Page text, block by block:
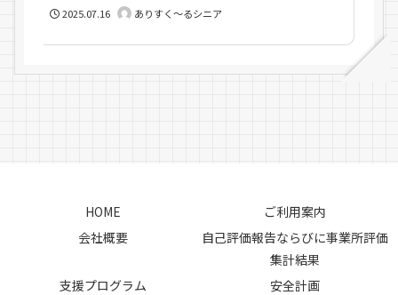
2025.07.16 ありすく～るシニア
HOME
ご利用案内
会社概要
自己評価報告ならびに事業所評価
集計結果
支援プログラム
安全計画